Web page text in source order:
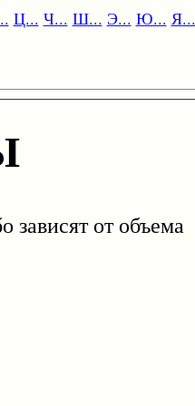
Ц... Ч... Ш... Э... Ю... Я...
от объема